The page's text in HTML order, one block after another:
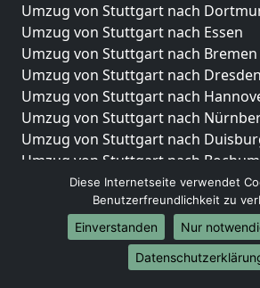
Umzug von Stuttgart nach
Umzug von Stuttgart nach Essen
Umzug von Stuttgart nach Bremen
Umzug von Stuttgart nach Dresden
Umzug von Stuttgart nach
Umzug von Stuttgart nach
Umzug von Stuttgart nach
Umzug von Stuttgart nach Bochum
Umzug von Stuttgart nach
Umzug von Stuttgart nach
Umzug von Stuttgart nach Bonn
Umzug von Stuttgart nach
Diese Internetseite verwendet
Benutzerfreundlichkeit zu
Einverstanden
Nur